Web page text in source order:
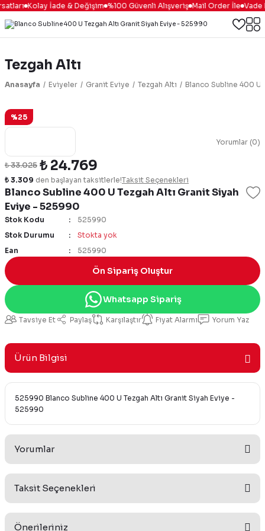
Kolay İade & Değişim %100 Güvenli Alışveriş Mail Order İle Vade
Tezgah Altı
Anasayfa Eviyeler Granit Eviye Tezgah Altı Blanco Subline 400 U
%25
Yorumlar (0)
Blanco Subline 400 U Tezgah Altı Granit Siyah
Eviye - 525990
₺ 33.025 ₺ 24.769
₺ 3.309 den başlayan taksitlerle!Taksit Seçenekleri
Stok Kodu
525990
Stok Durumu
Stokta yok
Ean
525990
Ön Sipariş Oluştur
Whatsapp Sipariş
Tavsiye Et Paylaş Karşılaştır Fiyat Alarmı Yorum Yaz
Ürün Bilgisi
525990 Blanco Subline 400 U Tezgah Altı Granit Siyah Eviye -
525990
Yorumlar
Taksit Seçenekleri
Önerileriniz